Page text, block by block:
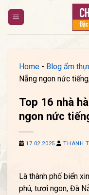
Home - Blog ẩm
Nẵng ngon nức
Top 16 nhà
ngon nức
17.02.2025 THANH
Là thành phố biển
phú, tươi ngon, Đà